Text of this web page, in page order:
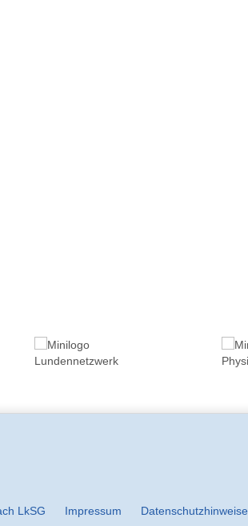
LkSG Impressum Datenschutzhinweise